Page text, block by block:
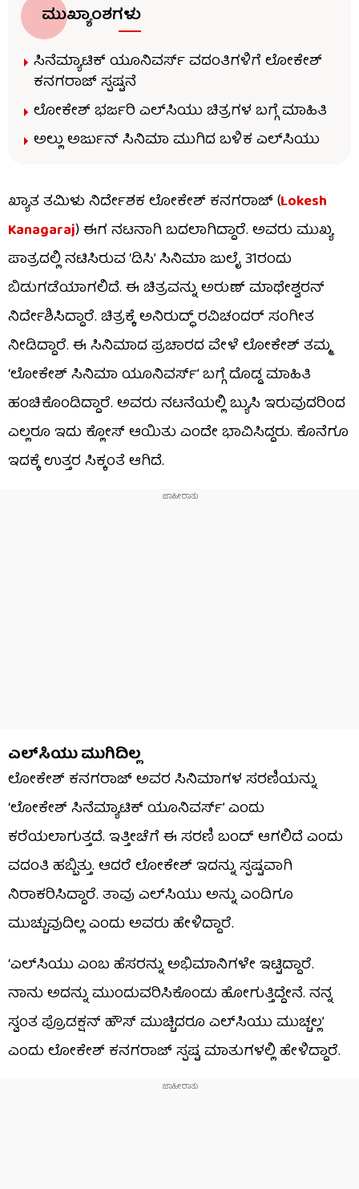
ಮುಖ್ಯಾಂಶಗಳು
ಸಿನೆಮ್ಯಾಟಿಕ್ ಯೂನಿವರ್ಸ್ ವದಂತಿಗಳಿಗೆ ಲೋಕೇಶ್
ಕನಗರಾಜ್ ಸ್ಪಷ್ಟನೆ
ಲೋಕೇಶ್ ಭರ್ಜರಿ ಎಲ್‌ಸಿಯು ಚಿತ್ರಗಳ ಬಗ್ಗೆ ಮಾಹಿತಿ
ಅಲ್ಲು ಅರ್ಜುನ್ ಸಿನಿಮಾ ಮುಗಿದ ಬಳಿಕ ಎಲ್‌ಸಿಯು
ಖ್ಯಾತ ತಮಿಳು ನಿರ್ದೇಶಕ ಲೋಕೇಶ್ ಕನಗರಾಜ್ (Lokesh
Kanagaraj) ಈಗ ನಟನಾಗಿ ಬದಲಾಗಿದ್ದಾರೆ. ಅವರು ಮುಖ್ಯ
ಪಾತ್ರದಲ್ಲಿ ನಟಿಸಿರುವ ‘ಡಿಸಿ’ ಸಿನಿಮಾ ಜುಲೈ 31ರಂದು
ಬಿಡುಗಡೆಯಾಗಲಿದೆ. ಈ ಚಿತ್ರವನ್ನು ಅರುಣ್ ಮಾಥೇಶ್ವರನ್
ನಿರ್ದೇಶಿಸಿದ್ದಾರೆ. ಚಿತ್ರಕ್ಕೆ ಅನಿರುದ್ಧ್ ರವಿಚಂದರ್ ಸಂಗೀತ
ನೀಡಿದ್ದಾರೆ. ಈ ಸಿನಿಮಾದ ಪ್ರಚಾರದ ವೇಳೆ ಲೋಕೇಶ್ ತಮ್ಮ
‘ಲೋಕೇಶ್ ಸಿನಿಮಾ ಯೂನಿವರ್ಸ್’ ಬಗ್ಗೆ ದೊಡ್ಡ ಮಾಹಿತಿ
ಹಂಚಿಕೊಂಡಿದ್ದಾರೆ. ಅವರು ನಟನೆಯಲ್ಲಿ ಬ್ಯುಸಿ ಇರುವುದರಿಂದ
ಎಲ್ಲರೂ ಇದು ಕ್ಲೋಸ್ ಆಯಿತು ಎಂದೇ ಭಾವಿಸಿದ್ದರು. ಕೊನೆಗೂ
ಇದಕ್ಕೆ ಉತ್ತರ ಸಿಕ್ಕಂತೆ ಆಗಿದೆ.
ಎಲ್‌ಸಿಯು ಮುಗಿದಿಲ್ಲ
ಲೋಕೇಶ್ ಕನಗರಾಜ್ ಅವರ ಸಿನಿಮಾಗಳ ಸರಣಿಯನ್ನು
‘ಲೋಕೇಶ್ ಸಿನೆಮ್ಯಾಟಿಕ್ ಯೂನಿವರ್ಸ್’ ಎಂದು
ಕರೆಯಲಾಗುತ್ತದೆ. ಇತ್ತೀಚೆಗೆ ಈ ಸರಣಿ ಬಂದ್ ಆಗಲಿದೆ ಎಂದು
ವದಂತಿ ಹಬ್ಬಿತ್ತು. ಆದರೆ ಲೋಕೇಶ್ ಇದನ್ನು ಸ್ಪಷ್ಟವಾಗಿ
ನಿರಾಕರಿಸಿದ್ದಾರೆ. ತಾವು ಎಲ್‌ಸಿಯು ಅನ್ನು ಎಂದಿಗೂ
ಮುಚ್ಚುವುದಿಲ್ಲ ಎಂದು ಅವರು ಹೇಳಿದ್ದಾರೆ.
‘ಎಲ್‌ಸಿಯು ಎಂಬ ಹೆಸರನ್ನು ಅಭಿಮಾನಿಗಳೇ ಇಟ್ಟಿದ್ದಾರೆ.
ನಾನು ಅದನ್ನು ಮುಂದುವರಿಸಿಕೊಂಡು ಹೋಗುತ್ತಿದ್ದೇನೆ. ನನ್ನ
ಸ್ವಂತ ಪ್ರೊಡಕ್ಷನ್ ಹೌಸ್ ಮುಚ್ಚಿದರೂ ಎಲ್‌ಸಿಯು ಮುಚ್ಚಲ್ಲ’
ಎಂದು ಲೋಕೇಶ್ ಕನಗರಾಜ್ ಸ್ಪಷ್ಟ ಮಾತುಗಳಲ್ಲಿ ಹೇಳಿದ್ದಾರೆ.